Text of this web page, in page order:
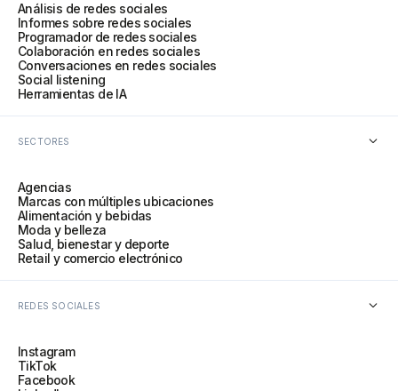
Análisis de redes sociales
Informes sobre redes sociales
Programador de redes sociales
Colaboración en redes sociales
Conversaciones en redes sociales
Social listening
Herramientas de IA
SECTORES
Agencias
Marcas con múltiples ubicaciones
Alimentación y bebidas
Moda y belleza
Salud, bienestar y deporte
Retail y comercio electrónico
REDES SOCIALES
Instagram
TikTok
Facebook